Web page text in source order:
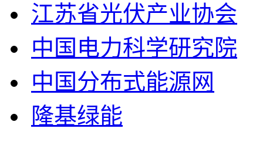
江苏省光伏产业协会
中国电力科学研究院
中国分布式能源网
隆基绿能